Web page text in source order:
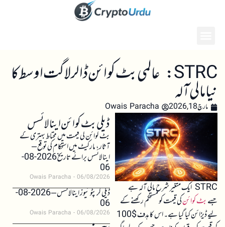
STRC: عالمی بٹ کوائن ڈالر لاگت اوسط کا
نیا مالی آلہ
مارچ 18, 2026 Owais Paracha
STRC ایک متغیر شرح مالی آلہ ہے
جسےبٹ کوائنکی قیمت کو مستحکم رکھنے کے
لیے ڈیزائن کیا گیا ہے۔ اس کا ہدف $100
ڈیلی بٹ کوائن اینالائسس
بٹ کوائن کی قیمت میں محتاط بہتری کے
آثار، مارکیٹ میں استحکام کی توقع –
اینالائسس برائے تاریخ 2026-08-
06
Owais Paracha 06/08/2026
ڈیلی کرپٹو نیوز اینالائسس – 2026-08-
06
Owais Paracha 06/08/2026